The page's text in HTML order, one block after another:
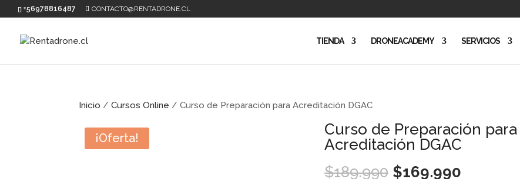
+56978816487 CONTACTO@RENTADRONE.CL
TIENDA DRONEACADEMY SERVICIOS
Inicio /Cursos Online / Curso de Preparación para Acreditación DGAC
¡Oferta!
Curso de Preparación para
Acreditación DGAC
$189.990 El
$169.990El